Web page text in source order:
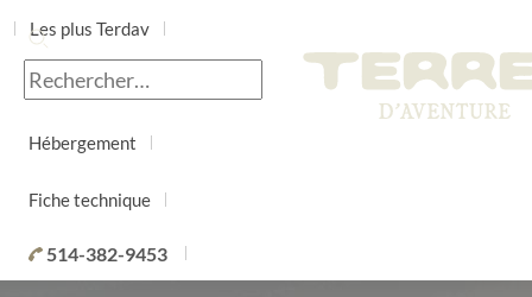
Les plus Terdav
Jour par jour
Hébergement
Fiche technique
514-382-9453